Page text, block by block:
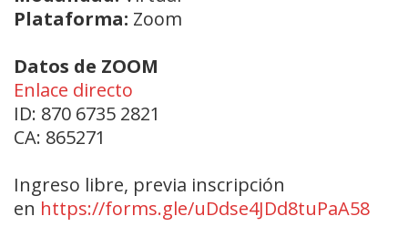
Plataforma: Zoom
Datos de ZOOM
Enlace directo
ID: 870 6735 2821
CA: 865271
Ingreso libre, previa inscripción
en https://forms.gle/uDdse4JDd8tuPaA58